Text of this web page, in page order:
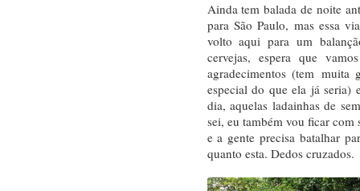
Ainda tem balada de noite
para São Paulo, mas essa
volto aqui para um
cervejas, espera que
agradecimentos (tem muita
especial do que ela já seria)
dia, aquelas ladainhas de
sei, eu também vou ficar com
e a gente precisa batalhar
quanto esta. Dedos cruzados.